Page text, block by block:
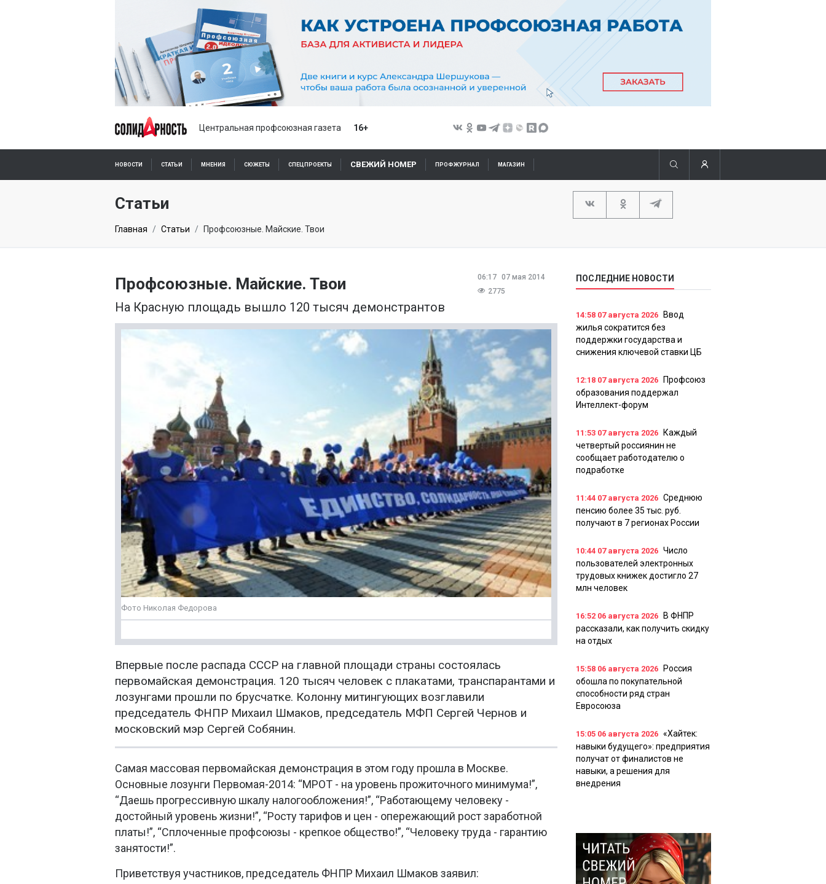
Центральная профсоюзная газета 16+
НОВОСТИ СТАТЬИ МНЕНИЯ СЮЖЕТЫ СПЕЦПРОЕКТЫ СВЕЖИЙ НОМЕР ПРОФЖУРНАЛ МАГАЗИН
Статьи
Главная Статьи Профсоюзные. Майские. Твои
06:17 07 мая 2014
2775
Профсоюзные. Майские. Твои
На Красную площадь вышло 120 тысяч демонстрантов
Фото Николая Федорова
Впервые после распада СССР на главной площади страны состоялась
первомайская демонстрация. 120 тысяч человек с плакатами, транспарантами и
лозунгами прошли по брусчатке. Колонну митингующих возглавили
председатель ФНПР Михаил Шмаков, председатель МФП Сергей Чернов и
московский мэр Сергей Собянин.
Самая массовая первомайская демонстрация в этом году прошла в Москве.
Основные лозунги Первомая-2014: “МРОТ - на уровень прожиточного минимума!”,
“Даешь прогрессивную шкалу налогообложения!”, “Работающему человеку -
достойный уровень жизни!”, “Росту тарифов и цен - опережающий рост заработной
платы!”, “Сплоченные профсоюзы - крепкое общество!”, “Человеку труда - гарантию
занятости!”.
Приветствуя участников, председатель ФНПР Михаил Шмаков заявил:
ПОСЛЕДНИЕ НОВОСТИ
14:58 07 августа 2026
Ввод
жилья сократится без
поддержки государства и
снижения ключевой ставки ЦБ
12:18 07 августа 2026
Профсоюз
образования поддержал
Интеллект-форум
11:53 07 августа 2026
Каждый
четвертый россиянин не
сообщает работодателю о
подработке
11:44 07 августа 2026 Среднюю
пенсию более 35 тыс. руб.
получают в 7 регионах России
10:44 07 августа 2026 Число
пользователей электронных
трудовых книжек достигло 27
млн человек
16:52 06 августа 2026
В ФНПР
рассказали, как получить скидку
на отдых
15:58 06 августа 2026
Россия
обошла по покупательной
способности ряд стран
Евросоюза
15:05 06 августа 2026 «Хайтек:
навыки будущего»: предприятия
получат от финалистов не
навыки, а решения для
внедрения